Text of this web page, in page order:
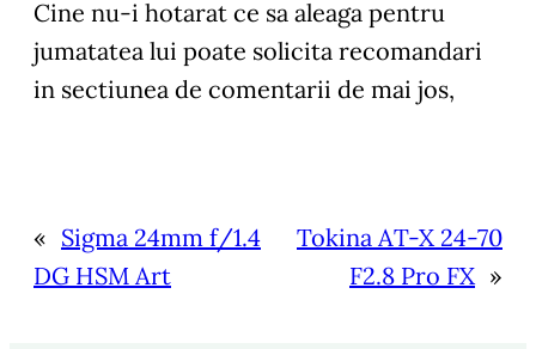
Cine nu-i hotarat ce sa aleaga pentru
jumatatea lui poate solicita recomandari
in sectiunea de comentarii de mai jos,
« Sigma 24mm f/1.4
DG HSM Art
Tokina AT-X 24-70
F2.8 Pro FX »